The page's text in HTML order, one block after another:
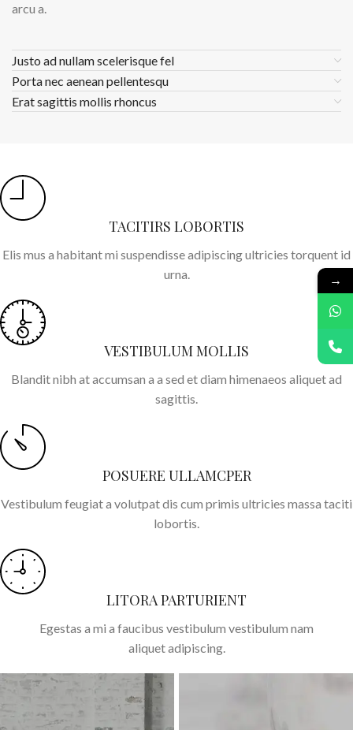
arcu a.
Justo ad nullam scelerisque fel
Porta nec aenean pellentesqu
Erat sagittis mollis rhoncus
TACITIRS LOBORTIS
Elis mus a habitant mi suspendisse adipiscing ultricies torquent id
urna.
VESTIBULUM MOLLIS
Blandit nibh at accumsan a a sed et diam himenaeos aliquet ad
sagittis.
POSUERE ULLAMCPER
Vestibulum feugiat a volutpat dis cum primis ultricies massa taciti
lobortis.
LITORA PARTURIENT
Egestas a mi a faucibus vestibulum vestibulum nam
aliquet adipiscing.
→